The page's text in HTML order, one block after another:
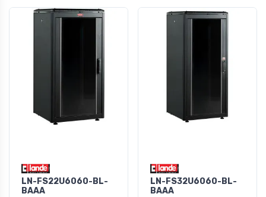
LN-FS22U6060-BL-
BAAA
LN-FS32U6060-BL-
BAAA